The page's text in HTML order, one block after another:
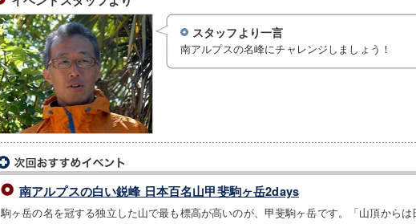
スタッフより一言
南アルプスの名峰にチャレンジしましょう！
南アルプスの白い鋭峰 日本百名山甲斐駒ヶ岳2days
駒ヶ岳の名を冠する独立した山で最も標高が高いのが、甲斐駒ヶ岳です。「山頂から